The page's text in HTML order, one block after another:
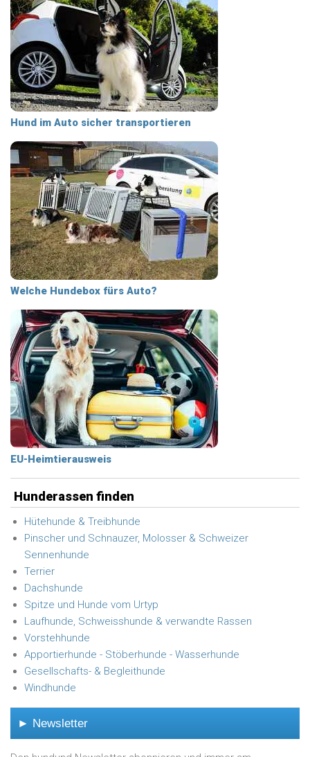
Hund im Auto sicher transportieren
Welche Hundebox fürs Auto?
EU-Heimtierausweis
Hunderassen finden
Hütehunde & Treibhunde
Pinscher und Schnauzer, Molosser & Schweizer
Sennenhunde
Terrier
Dachshunde
Spitze und Hunde vom Urtyp
Laufhunde, Schweisshunde & verwandte Rassen
Vorstehhunde
Apportierhunde - Stöberhunde - Wasserhunde
Gesellschafts- & Begleithunde
Windhunde
► Newsletter